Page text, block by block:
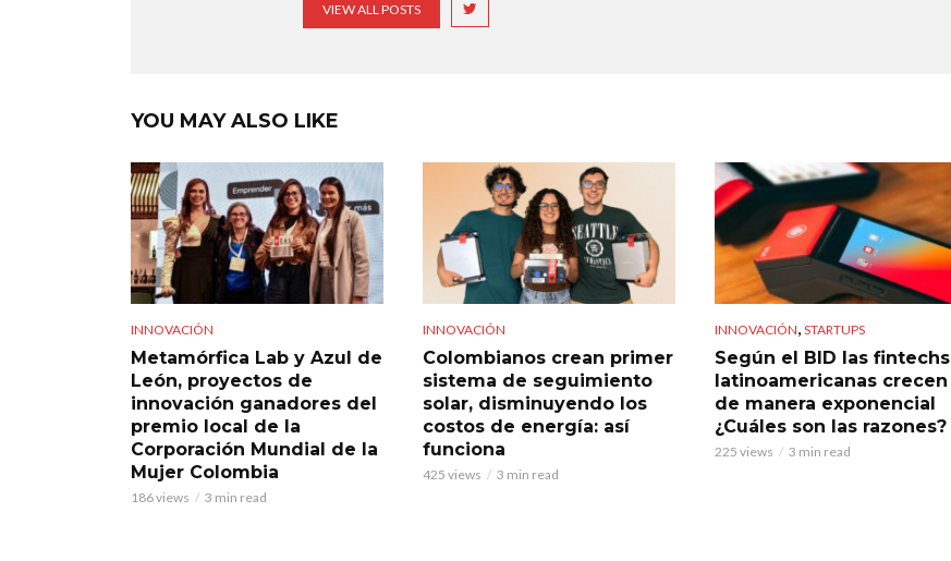
VIEW ALL POSTS
YOU MAY ALSO LIKE
INNOVACIÓN
Metamórfica Lab y Azul de
León, proyectos de
innovación ganadores del
premio local de la
Corporación Mundial de la
Mujer Colombia
186 views 3 min read
INNOVACIÓN
Colombianos crean primer
sistema de seguimiento
solar, disminuyendo los
costos de energía: así
funciona
425 views 3 min read
INNOVACIÓN, STARTUPS
Según el BID las fintechs
latinoamericanas crecen
de manera exponencial
¿Cuáles son las razones?
225 views 3 min read